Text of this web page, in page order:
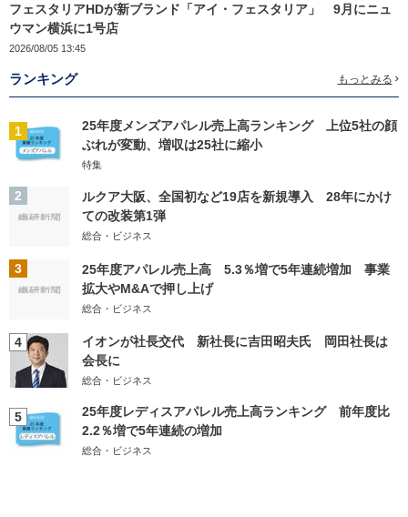
フェスタリアHDが新ブランド「アイ・フェスタリア」 9月にニュ
ウマン横浜に1号店
2026/08/05 13:45
ランキング もっとみる
1
25年度メンズアパレル売上高ランキング 上位5社の顔
ぶれが変動、増収は25社に縮小
特集
2
ルクア大阪、全国初など19店を新規導入 28年にかけ
ての改装第1弾
総合・ビジネス
3
25年度アパレル売上高 5.3％増で5年連続増加 事業
拡大やM&Aで押し上げ
総合・ビジネス
4
イオンが社長交代 新社長に吉田昭夫氏 岡田社長は
会長に
総合・ビジネス
5
25年度レディスアパレル売上高ランキング 前年度比
2.2％増で5年連続の増加
総合・ビジネス